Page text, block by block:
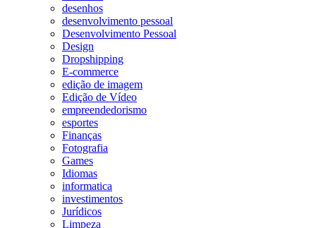
desenhos
desenvolvimento pessoal
Desenvolvimento Pessoal
Design
Dropshipping
E-commerce
edição de imagem
Edição de Vídeo
empreendedorismo
esportes
Finanças
Fotografia
Games
Idiomas
informatica
investimentos
Jurídicos
Limpeza